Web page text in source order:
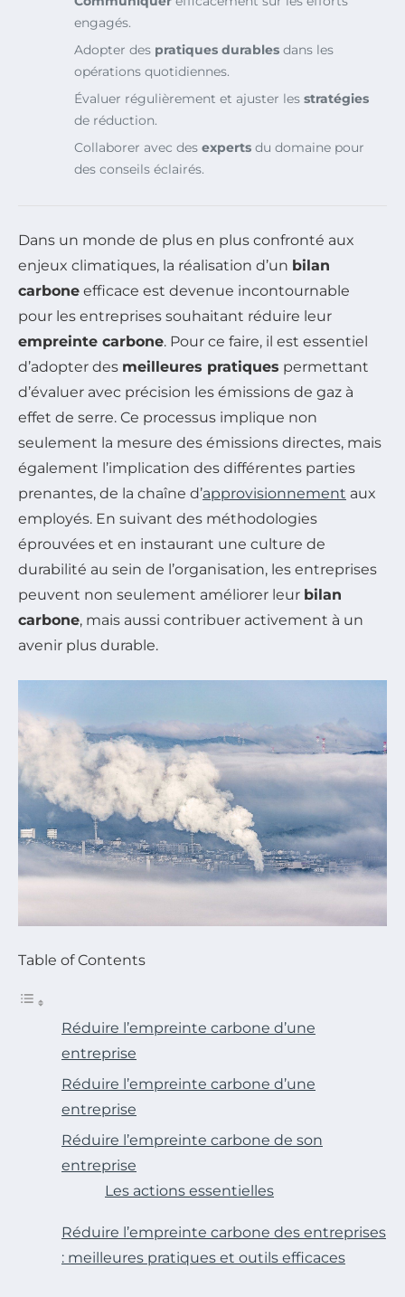
engagés.
Adopter des pratiques durables dans les
opérations quotidiennes.
Évaluer régulièrement et ajuster les stratégies
de réduction.
Collaborer avec des experts du domaine pour
des conseils éclairés.
Dans un monde de plus en plus confronté aux
enjeux climatiques, la réalisation d’un bilan
carbone efficace est devenue incontournable
pour les entreprises souhaitant réduire leur
empreinte carbone. Pour ce faire, il est essentiel
d’adopter des meilleures pratiques permettant
d’évaluer avec précision les émissions de gaz à
effet de serre. Ce processus implique non
seulement la mesure des émissions directes, mais
également l’implication des différentes parties
prenantes, de la chaîne d’approvisionnement aux
employés. En suivant des méthodologies
éprouvées et en instaurant une culture de
durabilité au sein de l’organisation, les entreprises
peuvent non seulement améliorer leur bilan
carbone, mais aussi contribuer activement à un
avenir plus durable.
Table of Contents
Réduire l’empreinte carbone d’une
entreprise
Réduire l’empreinte carbone d’une
entreprise
Réduire l’empreinte carbone de son
entreprise
Les actions essentielles
Réduire l’empreinte carbone des entreprises
: meilleures pratiques et outils efficaces